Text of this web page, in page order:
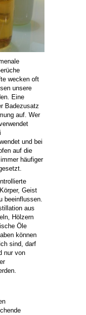
wecken oft
unsere
Eine
Badezusatz
auf. Wer
und bei
auf die
häufiger
Geist
beeinflussen.
aus
Hölzern
Öle
können
sind, darf
nur von